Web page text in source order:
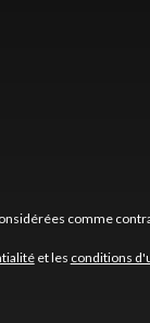
comme
et les conditions